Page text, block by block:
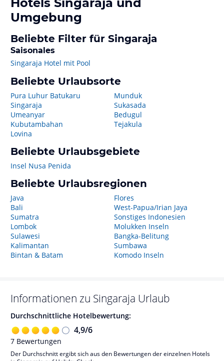
Umgebung
Beliebte Filter für Singaraja
Saisonales
Singaraja Hotel mit Pool
Beliebte Urlaubsorte
Pura Luhur Batukaru
Singaraja
Umeanyar
Kubutambahan
Lovina
Munduk
Sukasada
Bedugul
Tejakula
Beliebte Urlaubsgebiete
Insel Nusa Penida
Beliebte Urlaubsregionen
Java
Bali
Sumatra
Lombok
Sulawesi
Kalimantan
Bintan & Batam
Flores
West-Papua/Irian Jaya
Sonstiges Indonesien
Molukken Inseln
Bangka-Belitung
Sumbawa
Komodo Inseln
Informationen zu Singaraja Urlaub
Durchschnittliche Hotelbewertung:
4,9/6
7 Bewertungen
Der Durchschnitt ergibt sich aus den Bewertungen der einzelnen Hotels